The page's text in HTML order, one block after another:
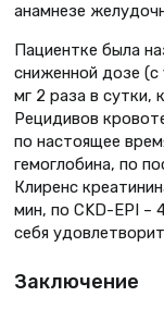
анамнезе
Пациентке была
сниженной дозе (с
мг 2 раза в сутки,
Рецидивов
по настоящее
гемоглобина, по
Клиренс
мин, по CKD-EPI –
себя
Заключение